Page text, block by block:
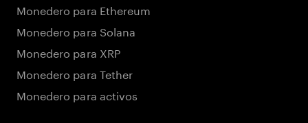
Monedero para Ethereum
Monedero para Solana
Monedero para XRP
Monedero para Tether
Monedero para activos